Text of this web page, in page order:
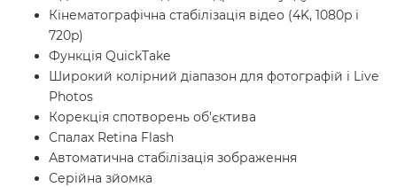
Кінематографічна стабілізація відео (4K, 1080p і
720p)
Функція QuickTake
Широкий колірний діапазон для фотографій і Live
Photos
Корекція спотворень об'єктива
Спалах Retina Flash
Автоматична стабілізація зображення
Серійна зйомка